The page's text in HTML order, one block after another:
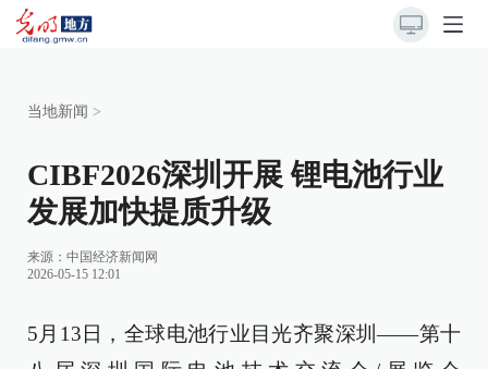
当地新闻 >
CIBF2026深圳开展 锂电池行业
发展加快提质升级
来源：中国经济新闻网
2026-05-15 12:01
5月13日，全球电池行业目光齐聚深圳——第十